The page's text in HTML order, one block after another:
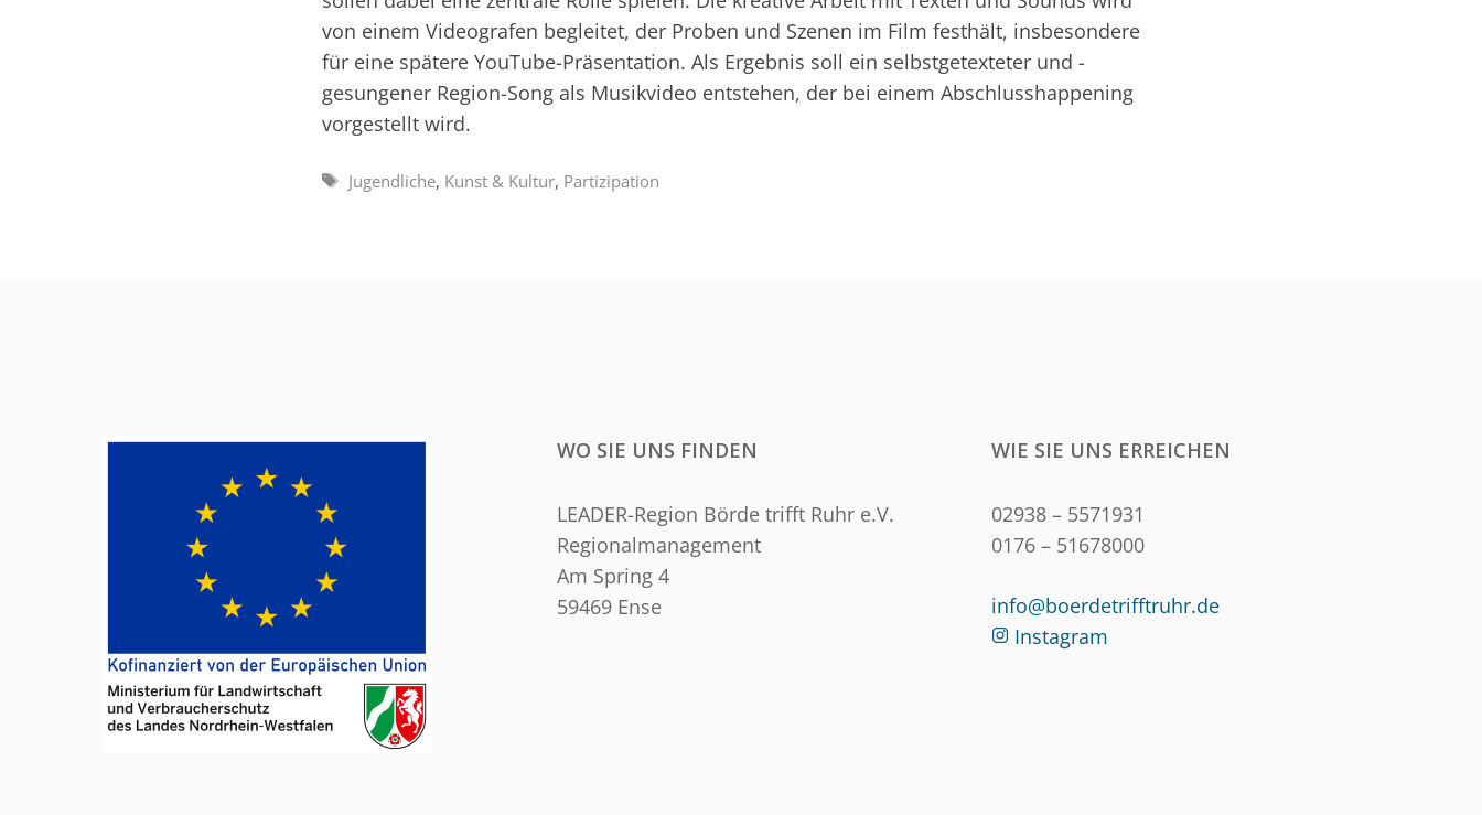
von einem Videografen begleitet, der Proben und Szenen im Film festhält, insbesondere
für eine spätere YouTube-Präsentation. Als Ergebnis soll ein selbstgetexteter und -
gesungener Region-Song als Musikvideo entstehen, der bei einem Abschlusshappening
vorgestellt wird.
Schlagwörter
Jugendliche, Kunst & Kultur, Partizipation
WO SIE UNS FINDEN
LEADER-Region Börde trifft Ruhr e.V.
Regionalmanagement
Am Spring 4
59469 Ense
WIE SIE UNS ERREICHEN
02938 – 5571931
0176 – 51678000
info@boerdetrifftruhr.de
Instagram